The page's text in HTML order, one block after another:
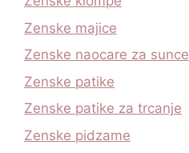
Zenske majice
Zenske naocare za sunce
Zenske patike
Zenske patike za trcanje
Zenske pidzame